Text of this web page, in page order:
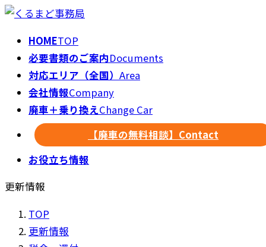
HOMETOP
必要書類のご案内Documents
対応エリア（全国） Area
会社情報Company
廃車＋乗り換えChange Car
【廃車の無料相談】 Contact
お役立ち情報
更新情報
TOP
更新情報